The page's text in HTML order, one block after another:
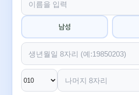
남성